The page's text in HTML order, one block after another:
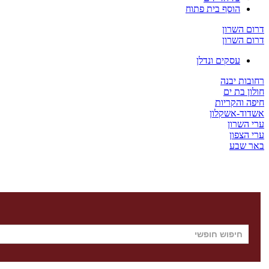
הוסף בית פתוח
דרום השרון
דרום השרון
עסקים ונדלן
רחובות יבנה
חולון בת ים
חיפה והקריות
אשדוד-אשקלון
ערי השרון
ערי הצפון
באר שבע